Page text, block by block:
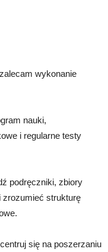
wykonanie
nauki,
i regularne testy
podręczniki, zbiory
zrozumieć strukturę
się na poszerzaniu